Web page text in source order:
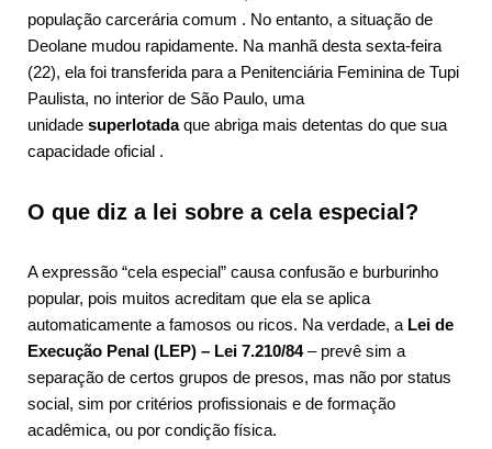
população carcerária comum . No entanto, a situação de
Deolane mudou rapidamente. Na manhã desta sexta-feira
(22), ela foi transferida para a Penitenciária Feminina de Tupi
Paulista, no interior de São Paulo, uma
unidade superlotadaque abriga mais detentas do que sua
capacidade oficial .
O que diz a lei sobre a cela especial?
A expressão “cela especial” causa confusão e burburinho
popular, pois muitos acreditam que ela se aplica
automaticamente a famosos ou ricos. Na verdade, a Lei de
Execução Penal (LEP) – Lei 7.210/84– prevê sim a
separação de certos grupos de presos, mas não por status
social, sim por critérios profissionais e de formação
acadêmica, ou por condição física.